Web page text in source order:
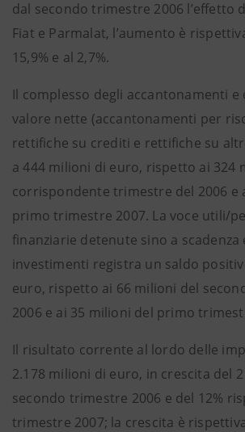
dal secondo trimestre 2006 l’effetto
Fiat e Parmalat, l’aumento è
15,9% e al 2,7%.
Il complesso degli accantonamenti
valore nette (accantonamenti per
rettifiche su crediti e rettifiche su
a 444 milioni di euro, rispetto ai 324
corrispondente trimestre del 2006 e
primo trimestre 2007. La voce utili/
finanziarie detenute sino a scadenza
investimenti registra un saldo
euro, rispetto ai 66 milioni del
2006 e ai 35 milioni del primo
Il risultato corrente al lordo delle
2.178 milioni di euro, in crescita del
secondo trimestre 2006 e del 12%
trimestre 2007; la crescita è